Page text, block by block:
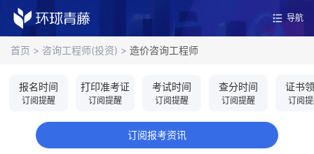
导航
首页 > 咨询工程师(投资) > 造价咨询工程师
报名时间
订阅提醒
打印准考证
订阅提醒
考试时间
订阅提醒
查分时间
订阅提醒
证书
订阅
订阅报考资讯